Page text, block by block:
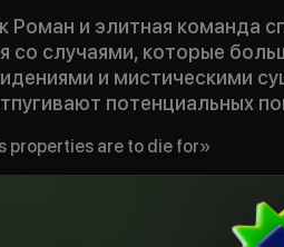
Роман и элитная команда
со случаями, которые
и мистическими
потенциальных
properties are to die for»